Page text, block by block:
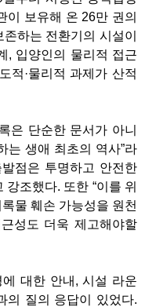
이 보유해 온 26만 권의
하는 전환기의 시설이
, 입양인의 물리적 접근
적·물리적 과제가 산적
은 단순한 문서가 아니
는 생애 최초의 역사”라
점은 투명하고 안전한
조했다. 또한 “이를 위
물 훼손 가능성을 원천
성도 더욱 제고해야할
대한 안내, 시설 라운
의 질의 응답이 있었다.